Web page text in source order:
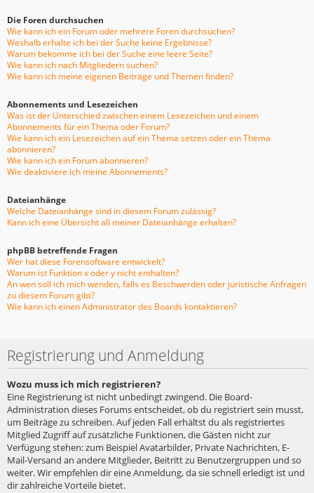
Die Foren durchsuchen
Wie kann ich ein Forum oder mehrere Foren durchsuchen?
Weshalb erhalte ich bei der Suche keine Ergebnisse?
Warum bekomme ich bei der Suche eine leere Seite?
Wie kann ich nach Mitgliedern suchen?
Wie kann ich meine eigenen Beiträge und Themen finden?
Abonnements und Lesezeichen
Was ist der Unterschied zwischen einem Lesezeichen und einem
Abonnements für ein Thema oder Forum?
Wie kann ich ein Lesezeichen auf ein Thema setzen oder ein Thema
abonnieren?
Wie kann ich ein Forum abonnieren?
Wie deaktiviere ich meine Abonnements?
Dateianhänge
Welche Dateianhänge sind in diesem Forum zulässig?
Kann ich eine Übersicht all meiner Dateianhänge erhalten?
phpBB betreffende Fragen
Wer hat diese Forensoftware entwickelt?
Warum ist Funktion x oder y nicht enthalten?
An wen soll ich mich wenden, falls es Beschwerden oder juristische Anfragen
zu diesem Forum gibt?
Wie kann ich einen Administrator des Boards kontaktieren?
Registrierung und Anmeldung
Wozu muss ich mich registrieren?
Eine Registrierung ist nicht unbedingt zwingend. Die Board-
Administration dieses Forums entscheidet, ob du registriert sein musst,
um Beiträge zu schreiben. Auf jeden Fall erhältst du als registriertes
Mitglied Zugriff auf zusätzliche Funktionen, die Gästen nicht zur
Verfügung stehen: zum Beispiel Avatarbilder, Private Nachrichten, E-
Mail-Versand an andere Mitglieder, Beitritt zu Benutzergruppen und so
weiter. Wir empfehlen dir eine Anmeldung, da sie schnell erledigt ist und
dir zahlreiche Vorteile bietet.